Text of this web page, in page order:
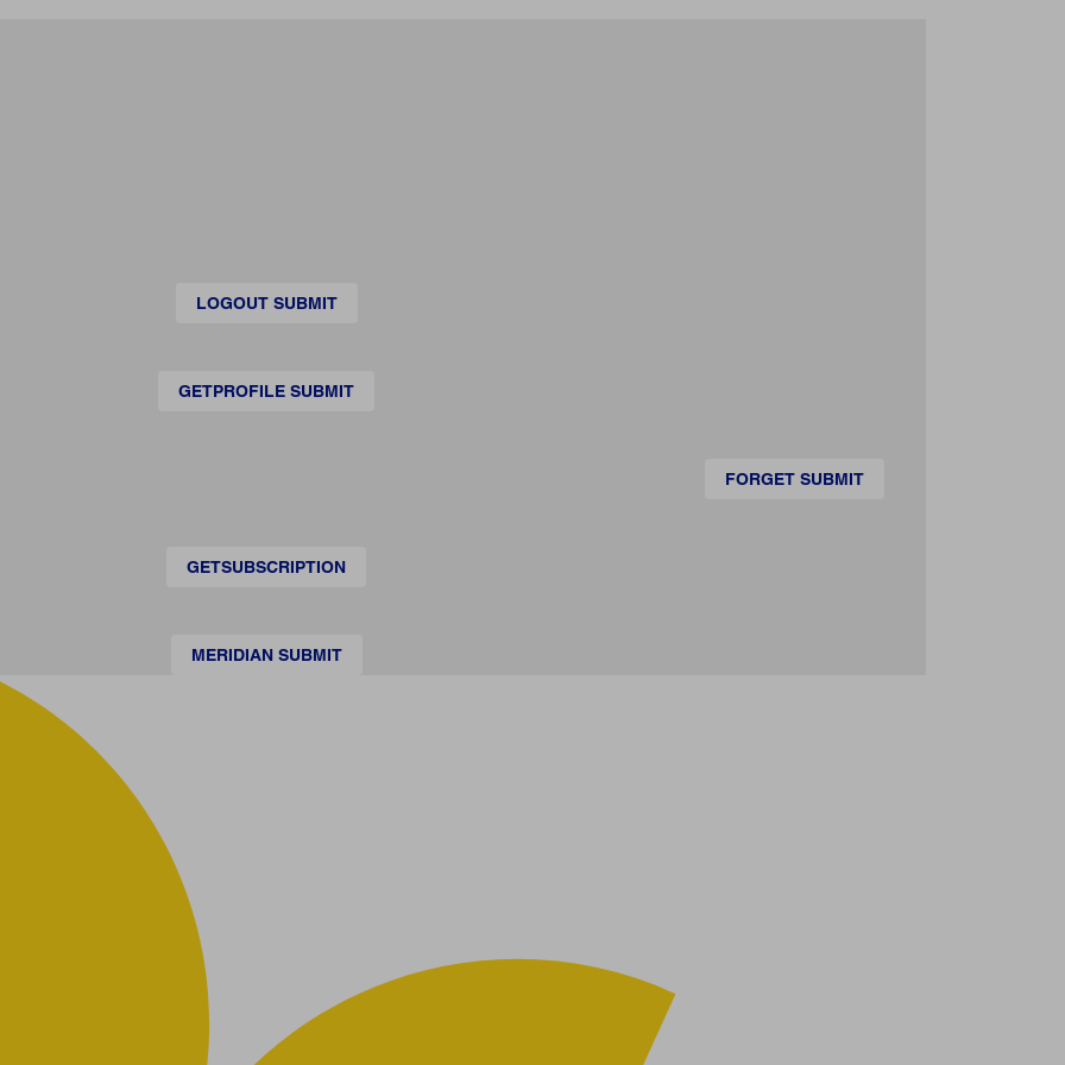
LOGOUT SUBMIT
GETPROFILE SUBMIT
FORGET SUBMIT
GETSUBSCRIPTION
MERIDIAN SUBMIT